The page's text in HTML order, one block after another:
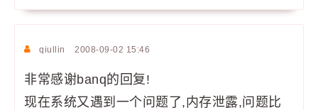
qiullin 2008-09-02 15:46
非常感谢banq的回复!
现在系统又遇到一个问题了,内存泄露,问题比